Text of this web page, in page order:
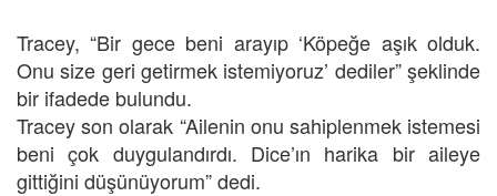
Tracey, “Bir gece beni arayıp ‘Köpeğe aşık olduk.
Onu size geri getirmek istemiyoruz’ dediler” şeklinde
bir ifadede bulundu.
Tracey son olarak “Ailenin onu sahiplenmek istemesi
beni çok duygulandırdı. Dice’ın harika bir aileye
gittiğini düşünüyorum” dedi.